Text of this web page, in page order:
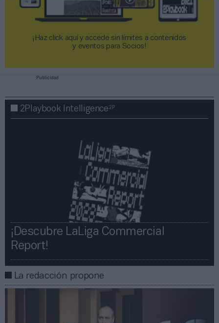
¡Haz click aquí y accede sin límites a contenidos
y eventos para Socios!​​​​​​​
Publicidad
2Playbook Intelligence2P
¡Descubre LaLiga Commercial
Report!​​
La redacción propone